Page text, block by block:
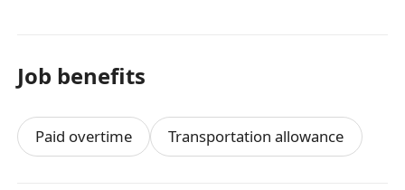
Job benefits
Paid overtime Transportation allowance